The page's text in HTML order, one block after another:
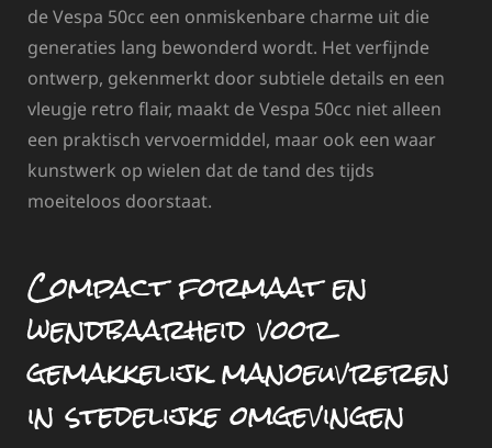
de Vespa 50cc een onmiskenbare charme uit die
generaties lang bewonderd wordt. Het verfijnde
ontwerp, gekenmerkt door subtiele details en een
vleugje retro flair, maakt de Vespa 50cc niet alleen
een praktisch vervoermiddel, maar ook een waar
kunstwerk op wielen dat de tand des tijds
moeiteloos doorstaat.
Compact formaat en
wendbaarheid voor
gemakkelijk manoeuvreren
in stedelijke omgevingen